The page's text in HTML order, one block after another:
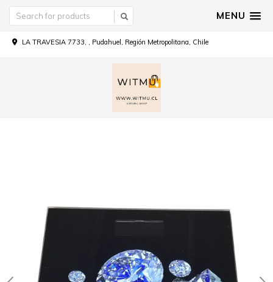
MENU
LA TRAVESIA 7733, , Pudahuel, Región Metropolitana, Chile